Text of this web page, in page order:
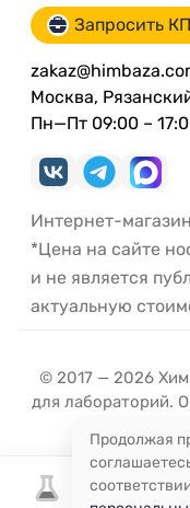
Запросить КП
Москва,
Пн—Пт 09:00 –
Интернет-
*Цена на сайте
и не является
актуальную
© 2017 — 2026
для лабораторий.
Продолжая